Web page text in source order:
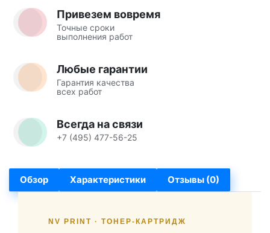
Привезем вовремя
Точные сроки
выполнения работ
Любые гарантии
Гарантия качества
всех работ
Всегда на связи
+7 (495) 477-56-25
Обзор Характеристики Отзывы (0)
NV PRINT · ТОНЕР-КАРТРИДЖ